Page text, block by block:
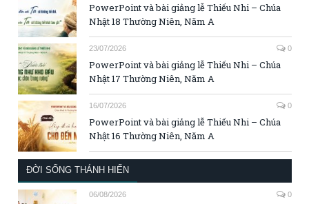
PowerPoint và bài giảng lễ Thiếu Nhi – Chúa
Nhật 18 Thường Niên, Năm A
23/07/2026 0
PowerPoint và bài giảng lễ Thiếu Nhi – Chúa
Nhật 17 Thường Niên, Năm A
16/07/2026 0
PowerPoint và bài giảng lễ Thiếu Nhi – Chúa
Nhật 16 Thường Niên, Năm A
ĐỜI SỐNG THÁNH HIẾN
06/08/2026 0